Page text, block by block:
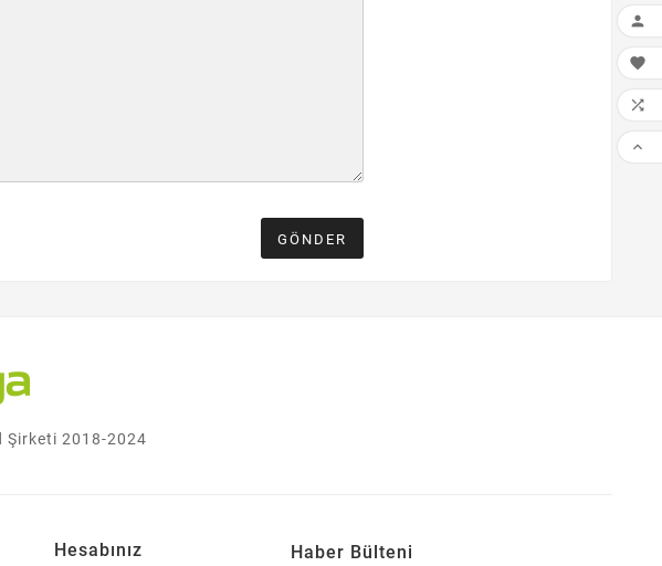
GÖNDER
Şirketi 2018-2024
Hesabınız Haber Bülteni



